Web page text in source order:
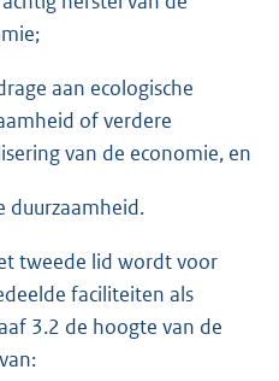
aan ecologische
of verdere
van de economie, en
duurzaamheid.
tweede lid wordt voor
faciliteiten als
3.2 de hoogte van de